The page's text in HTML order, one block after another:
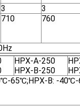
3 3
710 760
HPX-A-250
HPX-B-250
65℃;HPX-B: -